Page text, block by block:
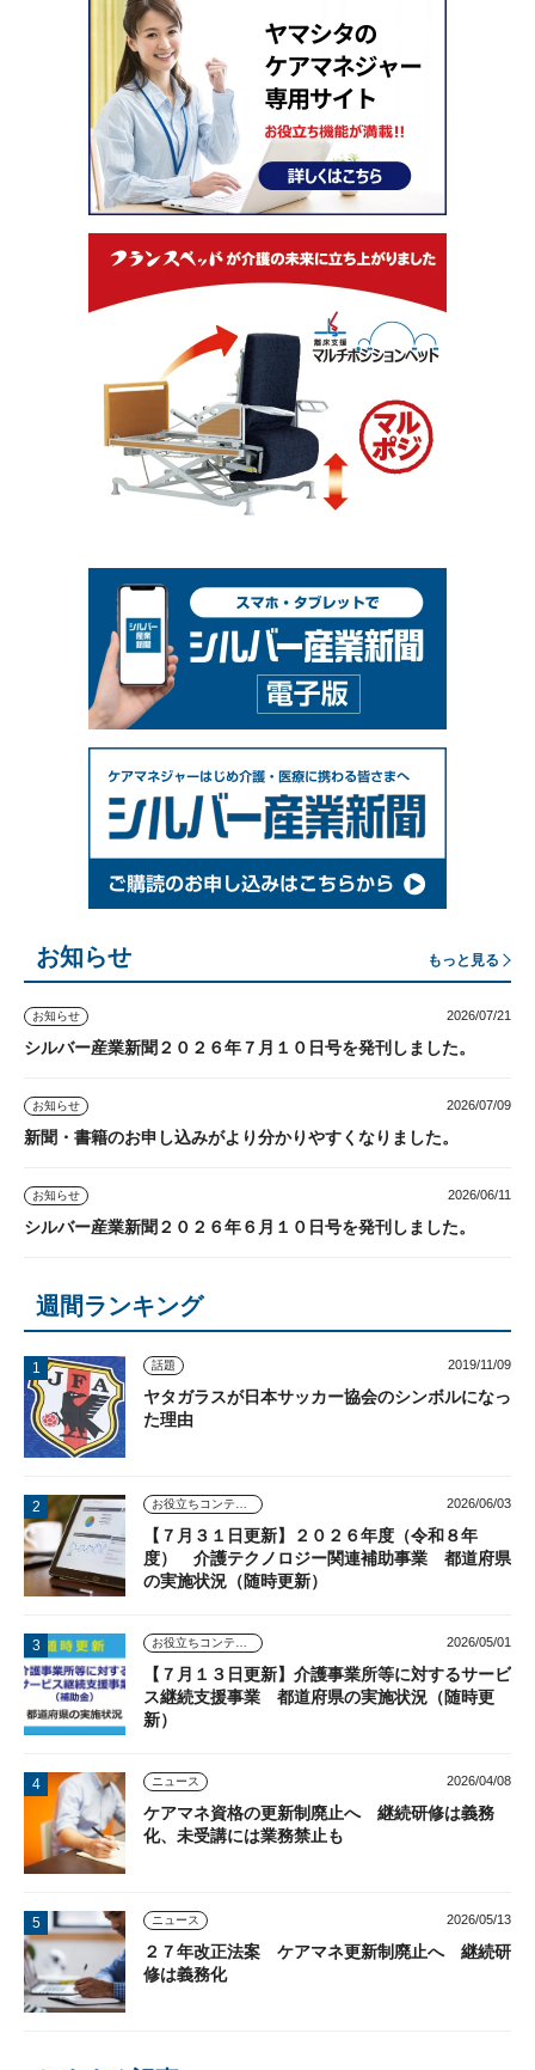
お知らせ もっと見る
お知らせ 2026/07/21
シルバー産業新聞２０２６年７月１０日号を発刊しました。
お知らせ 2026/07/09
新聞・書籍のお申し込みがより分かりやすくなりました。
お知らせ 2026/06/11
シルバー産業新聞２０２６年６月１０日号を発刊しました。
週間ランキング
話題 2019/11/09
ヤタガラスが日本サッカー協会のシンボルになっ
た理由
2026/06/03
【７月３１日更新】２０２６年度（令和８年
度） 介護テクノロジー関連補助事業 都道府県
の実施状況（随時更新）
2026/05/01
【７月１３日更新】介護事業所等に対するサービ
ス継続支援事業 都道府県の実施状況（随時更
新）
ニュース 2026/04/08
ケアマネ資格の更新制廃止へ 継続研修は義務
化、未受講には業務禁止も
ニュース 2026/05/13
２７年改正法案 ケアマネ更新制廃止へ 継続研
修は義務化